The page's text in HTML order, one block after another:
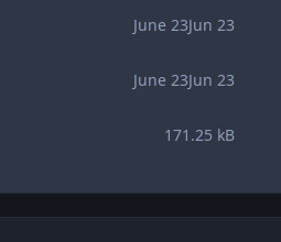
June 23Jun 23
June 23Jun 23
171.25 kB